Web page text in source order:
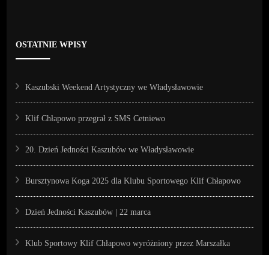
OSTATNIE WPISY
Kaszubski Weekend Artystyczny we Władysławowie
Klif Chłapowo przegrał z SMS Cetniewo
20. Dzień Jedności Kaszubów we Władysławowie
Bursztynowa Koga 2025 dla Klubu Sportowego Klif Chłapowo
Dzień Jedności Kaszubów | 22 marca
Klub Sportowy Klif Chłapowo wyróżniony przez Marszałka